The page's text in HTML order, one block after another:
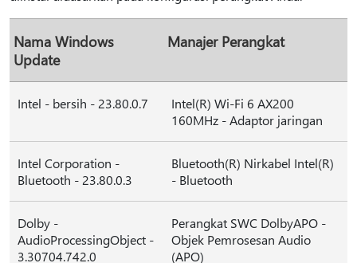
Nama Windows
Update
Manajer Perangkat
Intel - bersih - 23.80.0.7
Intel(R) Wi-Fi 6 AX200
160MHz - Adaptor jaringan
Intel Corporation -
Bluetooth - 23.80.0.3
Bluetooth(R) Nirkabel Intel(R)
- Bluetooth
Dolby -
AudioProcessingObject -
3.30704.742.0
Perangkat SWC DolbyAPO -
Objek Pemrosesan Audio
(APO)